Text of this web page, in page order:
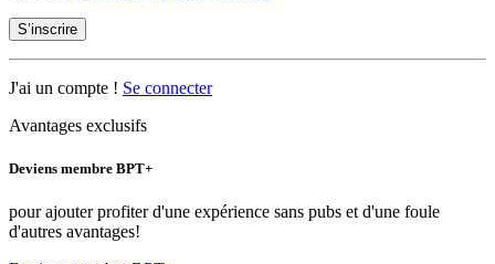
S’inscrire
J'ai un compte ! Se connecter
Avantages exclusifs
Deviens membre BPT+
pour ajouter profiter d'une expérience sans pubs et d'une foule
d'autres avantages!